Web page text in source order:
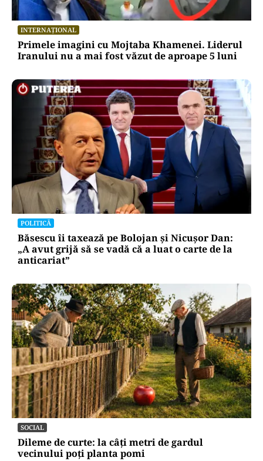
INTERNAȚIONAL
Primele imagini cu Mojtaba Khamenei. Liderul
Iranului nu a mai fost văzut de aproape 5 luni
POLITICĂ
Băsescu îi taxează pe Bolojan și Nicușor Dan:
„A avut grijă să se vadă că a luat o carte de la
anticariat”
SOCIAL
Dileme de curte: la câți metri de gardul
vecinului poți planta pomi